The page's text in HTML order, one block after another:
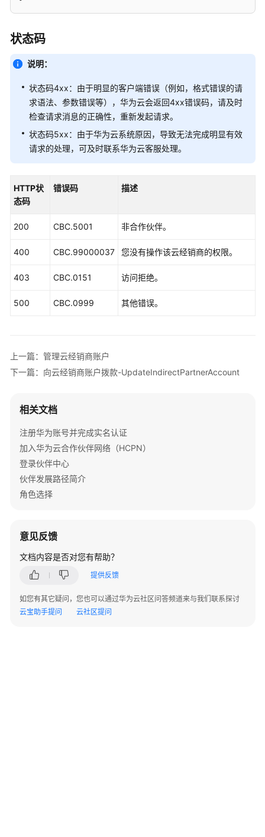
状态码
说明：
状态码4xx：由于明显的客户端错误（例如，格式错误的请
求语法、参数错误等），华为云会返回4xx错误码，请及时
检查请求消息的正确性，重新发起请求。
状态码5xx：由于华为云系统原因，导致无法完成明显有效
请求的处理，可及时联系华为云客服处理。
HTTP状
态码
错误码 描述
200 CBC.5001 非合作伙伴。
400 CBC.99000037 您没有操作该云经销商的权限。
403 CBC.0151 访问拒绝。
500 CBC.0999 其他错误。
上一篇：管理云经销商账户
下一篇：向云经销商账户拨款-UpdateIndirectPartnerAccount
相关文档
注册华为账号并完成实名认证
加入华为云合作伙伴网络（HCPN）
登录伙伴中心
伙伴发展路径简介
角色选择
意见反馈
文档内容是否对您有帮助？
提供反馈
如您有其它疑问，您也可以通过华为云社区问答频道来与我们联系探讨
云宝助手提问
云社区提问